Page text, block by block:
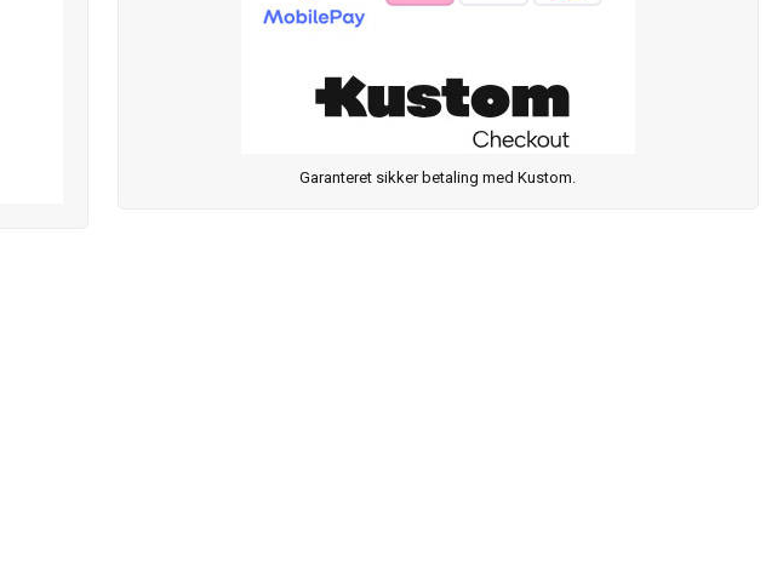
Garanteret sikker betaling med Kustom.